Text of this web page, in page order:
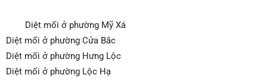
Diệt mối ở phường Mỹ Xá
Diệt mối ở phường Cửa Bắc
Diệt mối ở phường Hưng Lộc
Diệt mối ở phường Lộc Hạ